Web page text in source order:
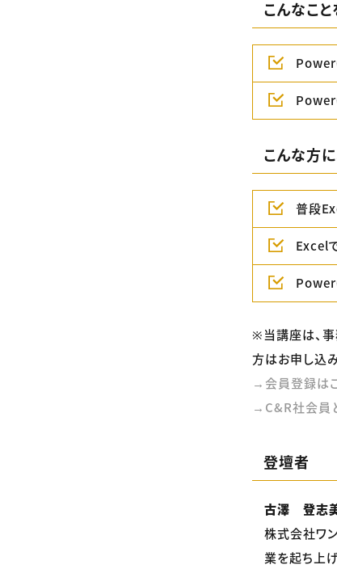
こんなこ
こんな方に
普段
Excel
※当講座は、事
方はお申し込
→会員登録は
→C&R社会員
登壇者
古澤 登志美
株式会社ワ
業を起ち上